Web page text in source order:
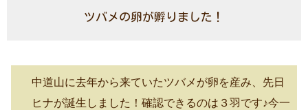
ツバメの卵が孵りました！
中道山に去年から来ていたツバメが卵を産み、先日
ヒナが誕生しました！確認できるのは３羽です♪今一